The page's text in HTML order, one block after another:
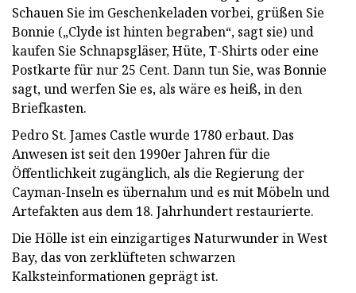
Schauen Sie im Geschenkeladen vorbei, grüßen Sie
Bonnie („Clyde ist hinten begraben“, sagt sie) und
kaufen Sie Schnapsgläser, Hüte, T-Shirts oder eine
Postkarte für nur 25 Cent. Dann tun Sie, was Bonnie
sagt, und werfen Sie es, als wäre es heiß, in den
Briefkasten.
Pedro St. James Castle wurde 1780 erbaut. Das
Anwesen ist seit den 1990er Jahren für die
Öffentlichkeit zugänglich, als die Regierung der
Cayman-Inseln es übernahm und es mit Möbeln und
Artefakten aus dem 18. Jahrhundert restaurierte.
Die Hölle ist ein einzigartiges Naturwunder in West
Bay, das von zerklüfteten schwarzen
Kalksteinformationen geprägt ist.